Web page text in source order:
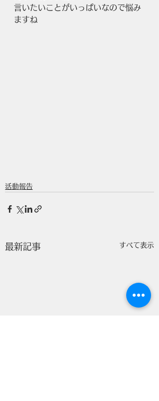
言いたいことがいっぱいなので悩み
ますね
活動報告
最新記事 すべて表示